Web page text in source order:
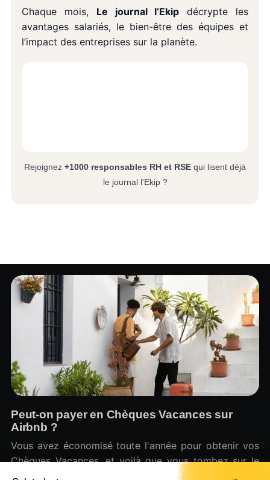
Chaque mois, Le journal l’Ekip décrypte les
avantages salariés, le bien-être des équipes et
l’impact des entreprises sur la planète.
Rejoignez +1000 responsables RH et RSE qui lisent déjà
le journal l'Ekip ?
Peut-on payer en Chèques Vacances sur
Airbnb ?
Vous avez économisé toute l'année pour obtenir vos
Chèques Vacances, et voilà que vous tombez sur le
logement de rêve sur Airbnb...